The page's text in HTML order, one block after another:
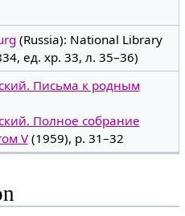
(Russia): National Library
ед. хр. 33, л. 35–36)
Письма к родным
Полное собрание
V(1959), p. 31–32